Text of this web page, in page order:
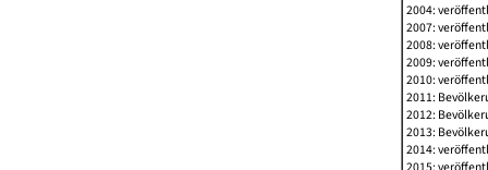
2004:
2007:
2008:
2009:
2010:
2011:
2012:
2013:
2014: